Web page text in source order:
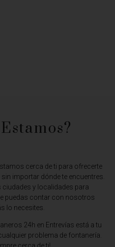
cerca de ti para ofrecerte
importar dónde te encuentres.
y localidades para
puedas contar con nosotros
lo necesites.
24h en Entrevías está a tu
problema de fontanería.